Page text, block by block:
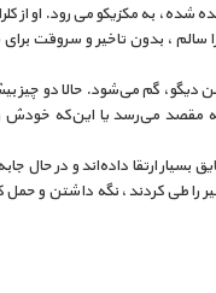
به مکزیکو می رود. او از
سالم ، بدون تاخیر و سروقت
دیگو، گم می‌شود. حالا دو چیز
به مقصد می‌رسد یا این‌که خودش
ارتقا داده‌اند و در حال
را طی کردند، نگه داشتن و